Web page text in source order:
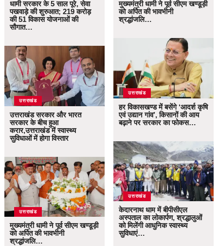
धामी सरकार के 5 साल पूरे, सेवा
पखवाड़े की शुरुआत; 219 करोड़
की 51 विकास योजनाओं की
सौगात…
उत्तराखंड
उत्तराखंड सरकार और भारत
सरकार के बीच हुआ
करार,उत्तराखंड में स्वास्थ्य
सुविधाओं में होगा विस्तार
उत्तराखंड
मुख्यमंत्री धामी ने पूर्व सीएम खण्डूड़ी
को अर्पित की भावभीनी
श्रद्धांजलि…
मुख्यमंत्री धामी ने पूर्व सीएम खण्डूड़ी
को अर्पित की भावभीनी
श्रद्धांजलि…
उत्तराखंड
हर विकासखण्ड में बसेंगे ‘आदर्श कृषि
एवं उद्यान गांव’, किसानों की आय
बढ़ाने पर सरकार का फोकस…
उत्तराखंड
केदारनाथ धाम में बीपीसीएल
अस्पताल का लोकार्पण, श्रद्धालुओं
को मिलेंगी आधुनिक स्वास्थ्य
सुविधाएं…